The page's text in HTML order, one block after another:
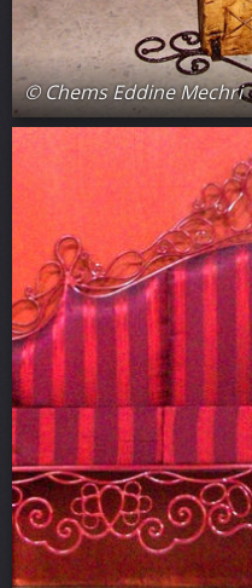
© Chems Eddine Mechri